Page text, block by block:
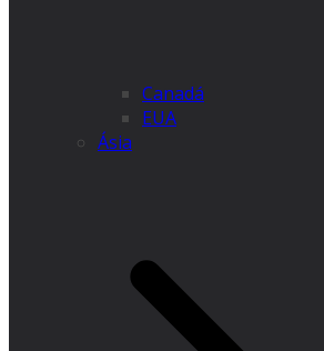
Canadá
EUA
Ásia